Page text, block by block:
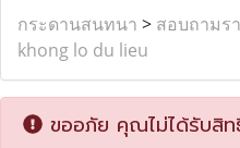
กระดานสนทนา > สอบถามร
khong lo du lieu
ขออภัย คุณไม่ได้รับสิท